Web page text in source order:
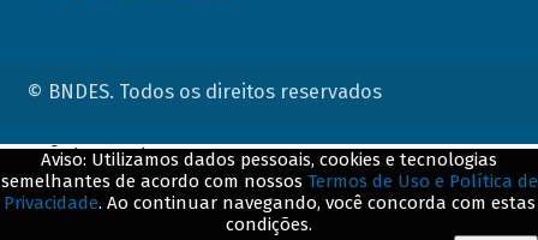
© BNDES. Todos os direitos reservados
Aviso: Utilizamos dados pessoais, cookies e tecnologias
semelhantes de acordo com nossos Termos de Uso e Política de
Privacidade. Ao continuar navegando, você concorda com estas
condições.
ConteÃºdo complementar
${title}${badge}